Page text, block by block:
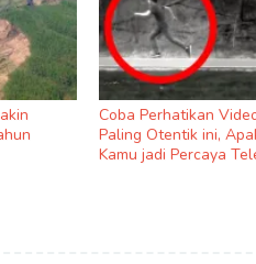
Coba Perhatikan
Paling Otentik ini,
Kamu jadi Percaya